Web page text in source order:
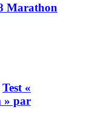
Marathon
Test «
» par